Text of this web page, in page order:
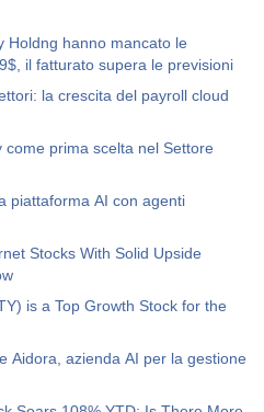
Holdng hanno mancato le
il fatturato supera le previsioni
la crescita del payroll cloud
come prima scelta nel Settore
piattaforma AI con agenti
Stocks With Solid Upside
is a Top Growth Stock for the
Aidora, azienda AI per la gestione